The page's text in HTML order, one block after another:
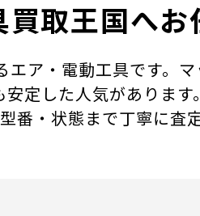
買取王国へ
ア・電動工具です。
定した人気がありま
・状態まで丁寧に査